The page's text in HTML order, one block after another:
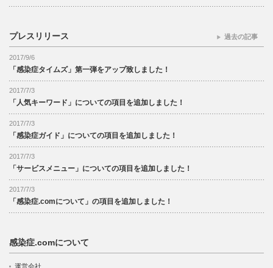
プレスリリース
2017/9/6
「感染症タイムズ」第一弾をアップ致しました！
2017/7/3
「人気キーワード」についての項目を追加しました！
2017/7/3
「感染症ガイド」についての項目を追加しました！
2017/7/3
「サービスメニュー」についての項目を追加しました！
2017/7/3
「感染症.comについて」の項目を追加しました！
過去の記事
感染症.comについて
運営会社